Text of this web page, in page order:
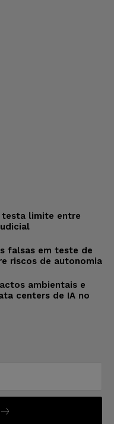
testa limite entre
falsas em teste de
riscos de autonomia
ambientais e
centers de IA no